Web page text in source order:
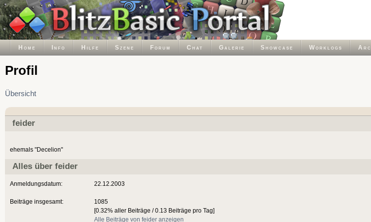
Home Info Hilfe Szene Forum Chat Galerie Showcase Worklogs
Profil
Übersicht
feider
ehemals "Decelion"
Alles über feider
Anmeldungsdatum:
Beiträge insgesamt:
22.12.2003
1085
[0.32% aller Beiträge / 0.13 Beiträge pro Tag]
Alle Beiträge von feider anzeigen